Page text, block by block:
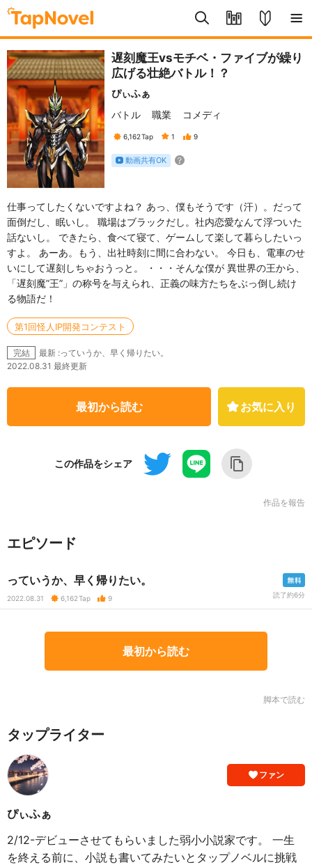
遅刻魔王vsモチベ・ファイブが繰り
広げる壮絶バトル！？
ぴぃふぁ
バトル
職業 コメディ
6,162Tap 1 9
動画共有OK
仕事ってしたくないですよね？ あっ、僕もそうです（汗）。だって
面倒だし、眠いし。 職場はブラックだし。社内恋愛なんて浮ついた
話ないし。 できたら、食べて寝て、ゲームして楽して暮らしたいっ
すよ。 あーあ。もう、出社時刻に間に合わない。 今日も、電車のせ
いにして遅刻しちゃおうっと。 ・・・そんな僕が 異世界の王から、
「遅刻魔”王”」の称号を与えられ、正義の味方たちをぶっ倒し続け
る物語だ！
第1回怪人IP開発コンテスト
完結
最新 :っていうか、早く帰りたい。
2022.08.31 最終更新
最初から読む お気に入り
この作品をシェア
作品を報告
エピソード
っていうか、早く帰りたい。
2022.08.31 6,162Tap 9 読了約6分
最初から読む
脚本で読む
タップライター
ファン
ぴぃふぁ
2/12-デビューさせてもらいました弱小小説家です。 一生
を終える前に、小説も書いてみたいとタップノベルに挑戦